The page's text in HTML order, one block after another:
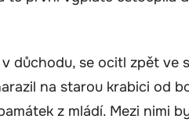
důchodu, se ocitl zpět ve
na starou krabici od
z mládí. Mezi nimi